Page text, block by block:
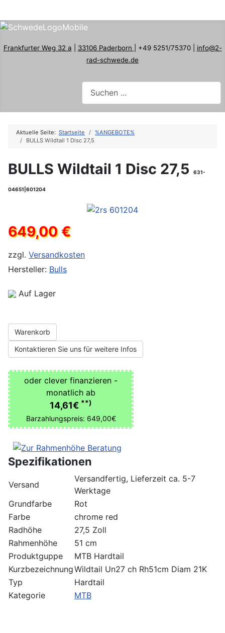
Frankfurter Weg 32 a 33106 Paderborn | +49 5251/75370 | info@2-
rad-schwede.de
Aktuelle Seite: Startseite
%ANGEBOTE%
BULLS Wildtail 1 Disc 27,5
BULLS Wildtail 1 Disc 27,5 631-
04651|601204
649,00 €
zzgl. Versandkosten
Hersteller: Bulls
Auf Lager
Warenkorb
Kontaktieren Sie uns für weitere Infos
oder clever finanzieren -
monatlich ab
14,61€ **)
Barzahlungspreis: 649,00€
Spezifikationen
Versand
Versandfertig, Lieferzeit ca. 5-7
Werktage
Grundfarbe
Rot
Farbe
chrome red
Radhöhe
27,5 Zoll
Rahmenhöhe
51 cm
Produktguppe
MTB Hardtail
KurzbezeichnungWildtail Un27 ch Rh51cm Diam 21K
Typ
Hardtail
Kategorie
MTB